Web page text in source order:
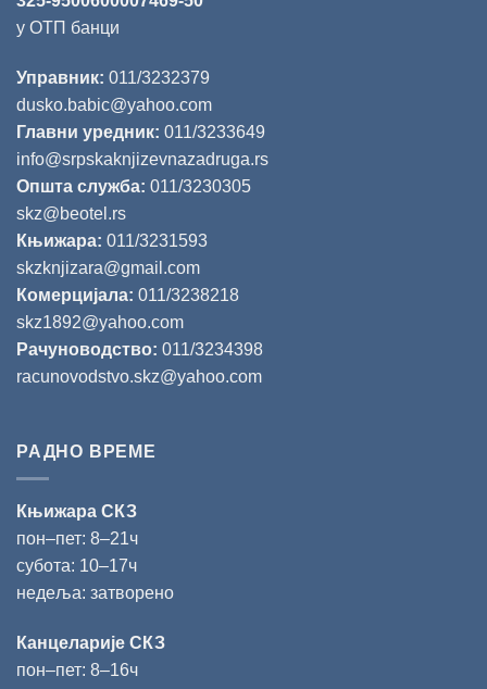
у ОТП банци
Управник: 011/3232379
dusko.babic@yahoo.com
Главни уредник: 011/3233649
info@srpskaknjizevnazadruga.rs
Општа служба: 011/3230305
skz@beotel.rs
Књижара: 011/3231593
skzknjizara@gmail.com
Комерцијала: 011/3238218
skz1892@yahoo.com
Рачуноводство: 011/3234398
racunovodstvo.skz@yahoo.com
РАДНО ВРЕМЕ
Књижара СКЗ
пон‒пет: 8‒21ч
субота: 10‒17ч
недеља: затворено
Канцеларије СКЗ
пон‒пет: 8‒16ч